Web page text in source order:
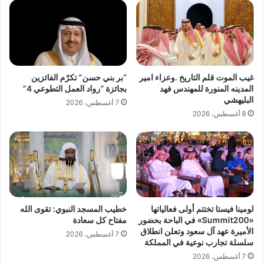
ط
ا
ع
ا
ل
ج
ز
ئ
و
ن
م
ط
ا
ل
ح
ي
ا
ة
ا
ن
ا
ن
ط
ل
ا
ق
و
ك
ل
ة
أ
ن
ب
ا
ء
"
أ
خ
ب
غيب الموت قلم التاريخ .وعزاء امير
المدينه المنورة للمهندس فهد
البليهشي
8 أغسطس، 2026
“بر بني حسن” تكرّم الفائزين
بجائزة “رواد العمل التطوعي 4”
7 أغسطس، 2026
لومينا فيستا تختتم أولى فعالياتها
«Summit200» في الباحة بحضور
الأميرة عهد آل سعود وتعلن انطلاق
سلسلة تجارب نوعية في المملكة
7 أغسطس، 2026
خطيب المسجد النبوي: تقوى الله
مفتاح كل سعادة
7 أغسطس، 2026